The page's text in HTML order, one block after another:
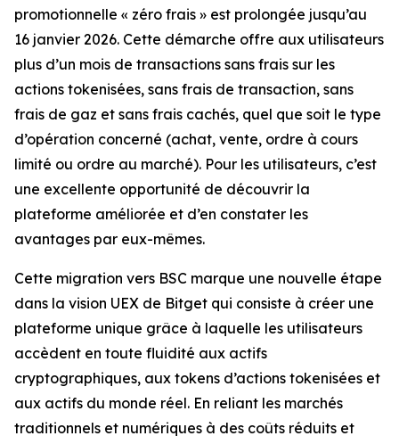
promotionnelle « zéro frais » est prolongée jusqu’au
16 janvier 2026. Cette démarche offre aux utilisateurs
plus d’un mois de transactions sans frais sur les
actions tokenisées, sans frais de transaction, sans
frais de gaz et sans frais cachés, quel que soit le type
d’opération concerné (achat, vente, ordre à cours
limité ou ordre au marché). Pour les utilisateurs, c’est
une excellente opportunité de découvrir la
plateforme améliorée et d’en constater les
avantages par eux-mêmes.
Cette migration vers BSC marque une nouvelle étape
dans la vision UEX de Bitget qui consiste à créer une
plateforme unique grâce à laquelle les utilisateurs
accèdent en toute fluidité aux actifs
cryptographiques, aux tokens d’actions tokenisées et
aux actifs du monde réel. En reliant les marchés
traditionnels et numériques à des coûts réduits et